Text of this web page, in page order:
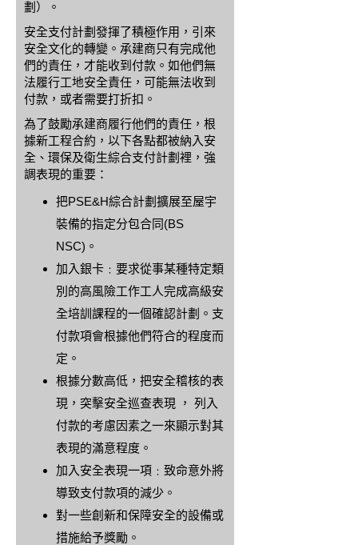
劃）。
安全支付計劃發揮了積極作用，引來
安全文化的轉變。承建商只有完成他
們的責任，才能收到付款。如他們無
法履行工地安全責任，可能無法收到
付款，或者需要打折扣。
為了鼓勵承建商履行他們的責任，根
據新工程合約，以下各點都被納入安
全、環保及衛生綜合支付計劃裡，強
調表現的重要：
把PSE&H綜合計劃擴展至屋宇
裝備的指定分包合同(BS
NSC)。
加入銀卡﹕要求從事某種特定類
別的高風險工作工人完成高級安
全培訓課程的一個確認計劃。支
付款項會根據他們符合的程度而
定。
根據分數高低，把安全稽核的表
現，突擊安全巡查表現 ， 列入
付款的考慮因素之一來顯示對其
表現的滿意程度。
加入安全表現一項﹕致命意外將
導致支付款項的減少。
對一些創新和保障安全的設備或
措施給予獎勵。